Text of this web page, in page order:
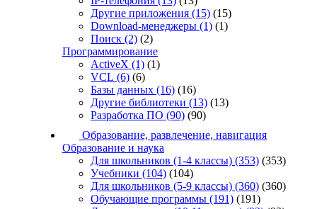
Другие приложения (15) (15)
Download-менеджеры (1) (1)
Поиск (2) (2)
Программирование
ActiveX (1) (1)
VCL (6) (6)
Базы данных (16) (16)
Другие библиотеки (13) (13)
Разработка ПО (90) (90)
Образование, развлечение, навигация
Образование и наука
Для школьников (1-4 классы) (353) (353)
Учебники (104) (104)
Для школьников (5-9 классы) (360) (360)
Обучающие программы (191) (191)